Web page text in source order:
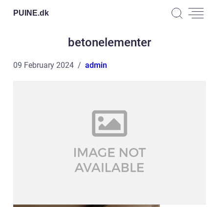
PUINE.dk
betonelementer
09 February 2024 admin